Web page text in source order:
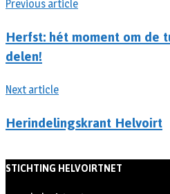
Previous article
Herfst: hét moment om de
delen!
Next article
Herindelingskrant Helvoirt
STICHTING HELVOIRTNET